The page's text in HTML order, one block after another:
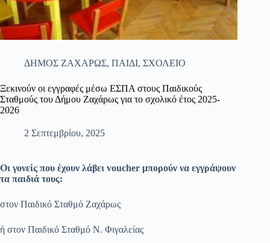
ΔΗΜΟΣ ΖΑΧΑΡΩΣ, ΠΑΙΔΙ, ΣΧΟΛΕΙΟ
Ξεκινούν οι εγγραφές μέσω ΕΣΠΑ στους Παιδικούς
Σταθμούς του Δήμου Ζαχάρως για το σχολικό έτος 2025-
2026
2 Σεπτεμβρίου, 2025
Οι γονείς που έχουν λάβει voucher μπορούν να εγγράψουν
τα παιδιά τους:
στον Παιδικό Σταθμό Ζαχάρως
ή στον Παιδικό Σταθμό Ν. Φιγαλείας